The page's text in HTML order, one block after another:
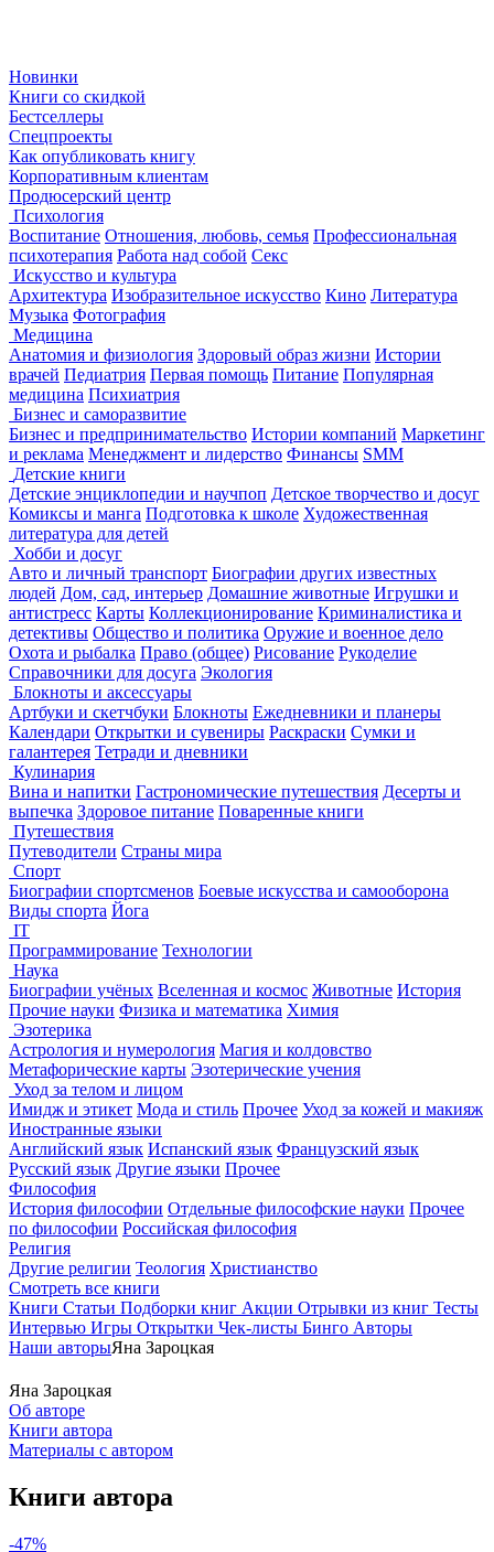
Новинки
Книги со скидкой
Бестселлеры
Спецпроекты
Как опубликовать книгу
Корпоративным клиентам
Продюсерский центр
Психология
Воспитание Отношения, любовь, семья Профессиональная
психотерапия Работа над собой Секс
Искусство и культура
Архитектура Изобразительное искусство Кино Литература
Музыка Фотография
Медицина
Анатомия и физиология Здоровый образ жизни Истории
врачей Педиатрия Первая помощь Питание Популярная
медицина Психиатрия
Бизнес и саморазвитие
Бизнес и предпринимательство Истории компаний Маркетинг
и реклама Менеджмент и лидерство Финансы SMM
Детские книги
Детские энциклопедии и научпоп Детское творчество и досуг
Комиксы и манга Подготовка к школе Художественная
литература для детей
Хобби и досуг
Авто и личный транспорт Биографии других известных
людей Дом, сад, интерьер Домашние животные Игрушки и
антистресс Карты Коллекционирование Криминалистика и
детективы Общество и политика Оружие и военное дело
Охота и рыбалка Право (общее) Рисование Рукоделие
Справочники для досуга Экология
Блокноты и аксессуары
Артбуки и скетчбуки Блокноты Ежедневники и планеры
Календари Открытки и сувениры Раскраски Сумки и
галантерея Тетради и дневники
Кулинария
Вина и напитки Гастрономические путешествия Десерты и
выпечка Здоровое питание Поваренные книги
Путешествия
Путеводители Страны мира
Спорт
Биографии спортсменов Боевые искусства и самооборона
Виды спорта Йога
IT
Программирование Технологии
Наука
Биографии учёных Вселенная и космос Животные История
Прочие науки Физика и математика Химия
Эзотерика
Астрология и нумерология Магия и колдовство
Метафорические карты Эзотерические учения
Уход за телом и лицом
Имидж и этикет Мода и стиль Прочее Уход за кожей и макияж
Иностранные языки
Английский язык Испанский язык Французский язык
Русский язык Другие языки Прочее
Философия
История философии Отдельные философские науки Прочее
по философии Российская философия
Религия
Другие религии Теология Христианство
Смотреть все книги
Книги Статьи Подборки книг Акции Отрывки из книг Тесты
Интервью Игры Открытки Чек-листы Бинго Авторы
Наши авторыЯна Зароцкая
Яна Зароцкая
Об авторе
Книги автора
Материалы с автором
Книги автора
-47%